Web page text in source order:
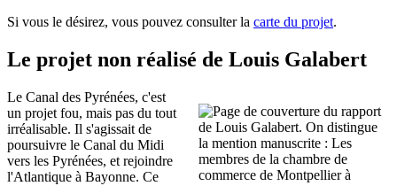
Si vous le désirez, vous pouvez consulter la carte du projet.
Le projet non réalisé de Louis Galabert
Le Canal des Pyrénées, c'est
un projet fou, mais pas du tout
irréalisable. Il s'agissait de
poursuivre le Canal du Midi
vers les Pyrénées, et rejoindre
l'Atlantique à Bayonne. Ce